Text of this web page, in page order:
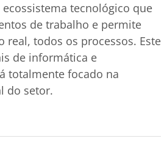
tecnológico que
de trabalho e permite
real, todos os processos. Este
de informática e
totalmente focado na
do setor.